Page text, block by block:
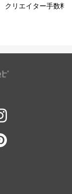
クリエイター手数料